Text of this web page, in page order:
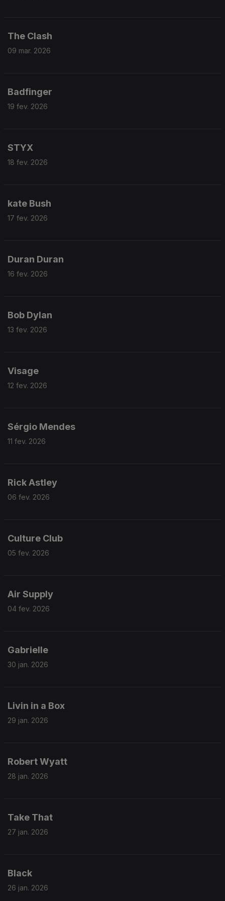
The Clash
09 mar. 2026
Badfinger
19 fev. 2026
STYX
18 fev. 2026
kate Bush
17 fev. 2026
Duran Duran
16 fev. 2026
Bob Dylan
13 fev. 2026
Visage
12 fev. 2026
Sérgio Mendes
11 fev. 2026
Rick Astley
06 fev. 2026
Culture Club
05 fev. 2026
Air Supply
04 fev. 2026
Gabrielle
30 jan. 2026
Livin in a Box
29 jan. 2026
Robert Wyatt
28 jan. 2026
Take That
27 jan. 2026
Black
26 jan. 2026